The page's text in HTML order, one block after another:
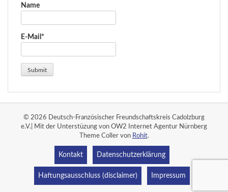
Name
E-Mail*
© 2026 Deutsch-Französischer Freundschaftskreis Cadolzburg
e.V.| Mit der Unterstüzung von OW2 Internet Agentur Nürnberg
Theme Coller von Rohit.
Kontakt Datenschutzerklärung
Haftungsausschluss (disclaimer) Impressum